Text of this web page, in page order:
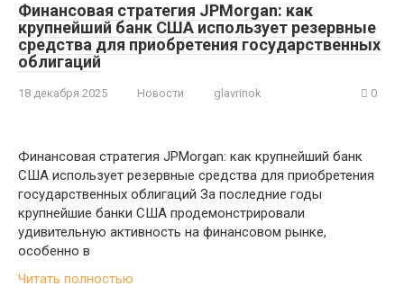
Финансовая стратегия JPMorgan: как
крупнейший банк США использует резервные
средства для приобретения государственных
облигаций
18 декабря 2025 Новости glavrinok 0
Финансовая стратегия JPMorgan: как крупнейший банк
США использует резервные средства для приобретения
государственных облигаций За последние годы
крупнейшие банки США продемонстрировали
удивительную активность на финансовом рынке,
особенно в
Читать полностью